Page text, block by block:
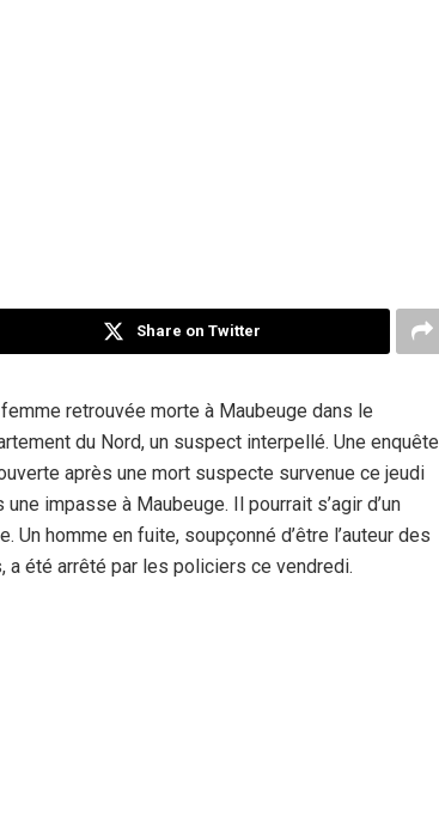
Share on Twitter
retrouvée morte à Maubeuge dans le
du Nord, un suspect interpellé. Une enquête
après une mort suspecte survenue ce jeudi
une impasse à Maubeuge. Il pourrait s’agir d’un
Un homme en fuite, soupçonné d’être l’auteur des
a été arrêté par les policiers ce vendredi.